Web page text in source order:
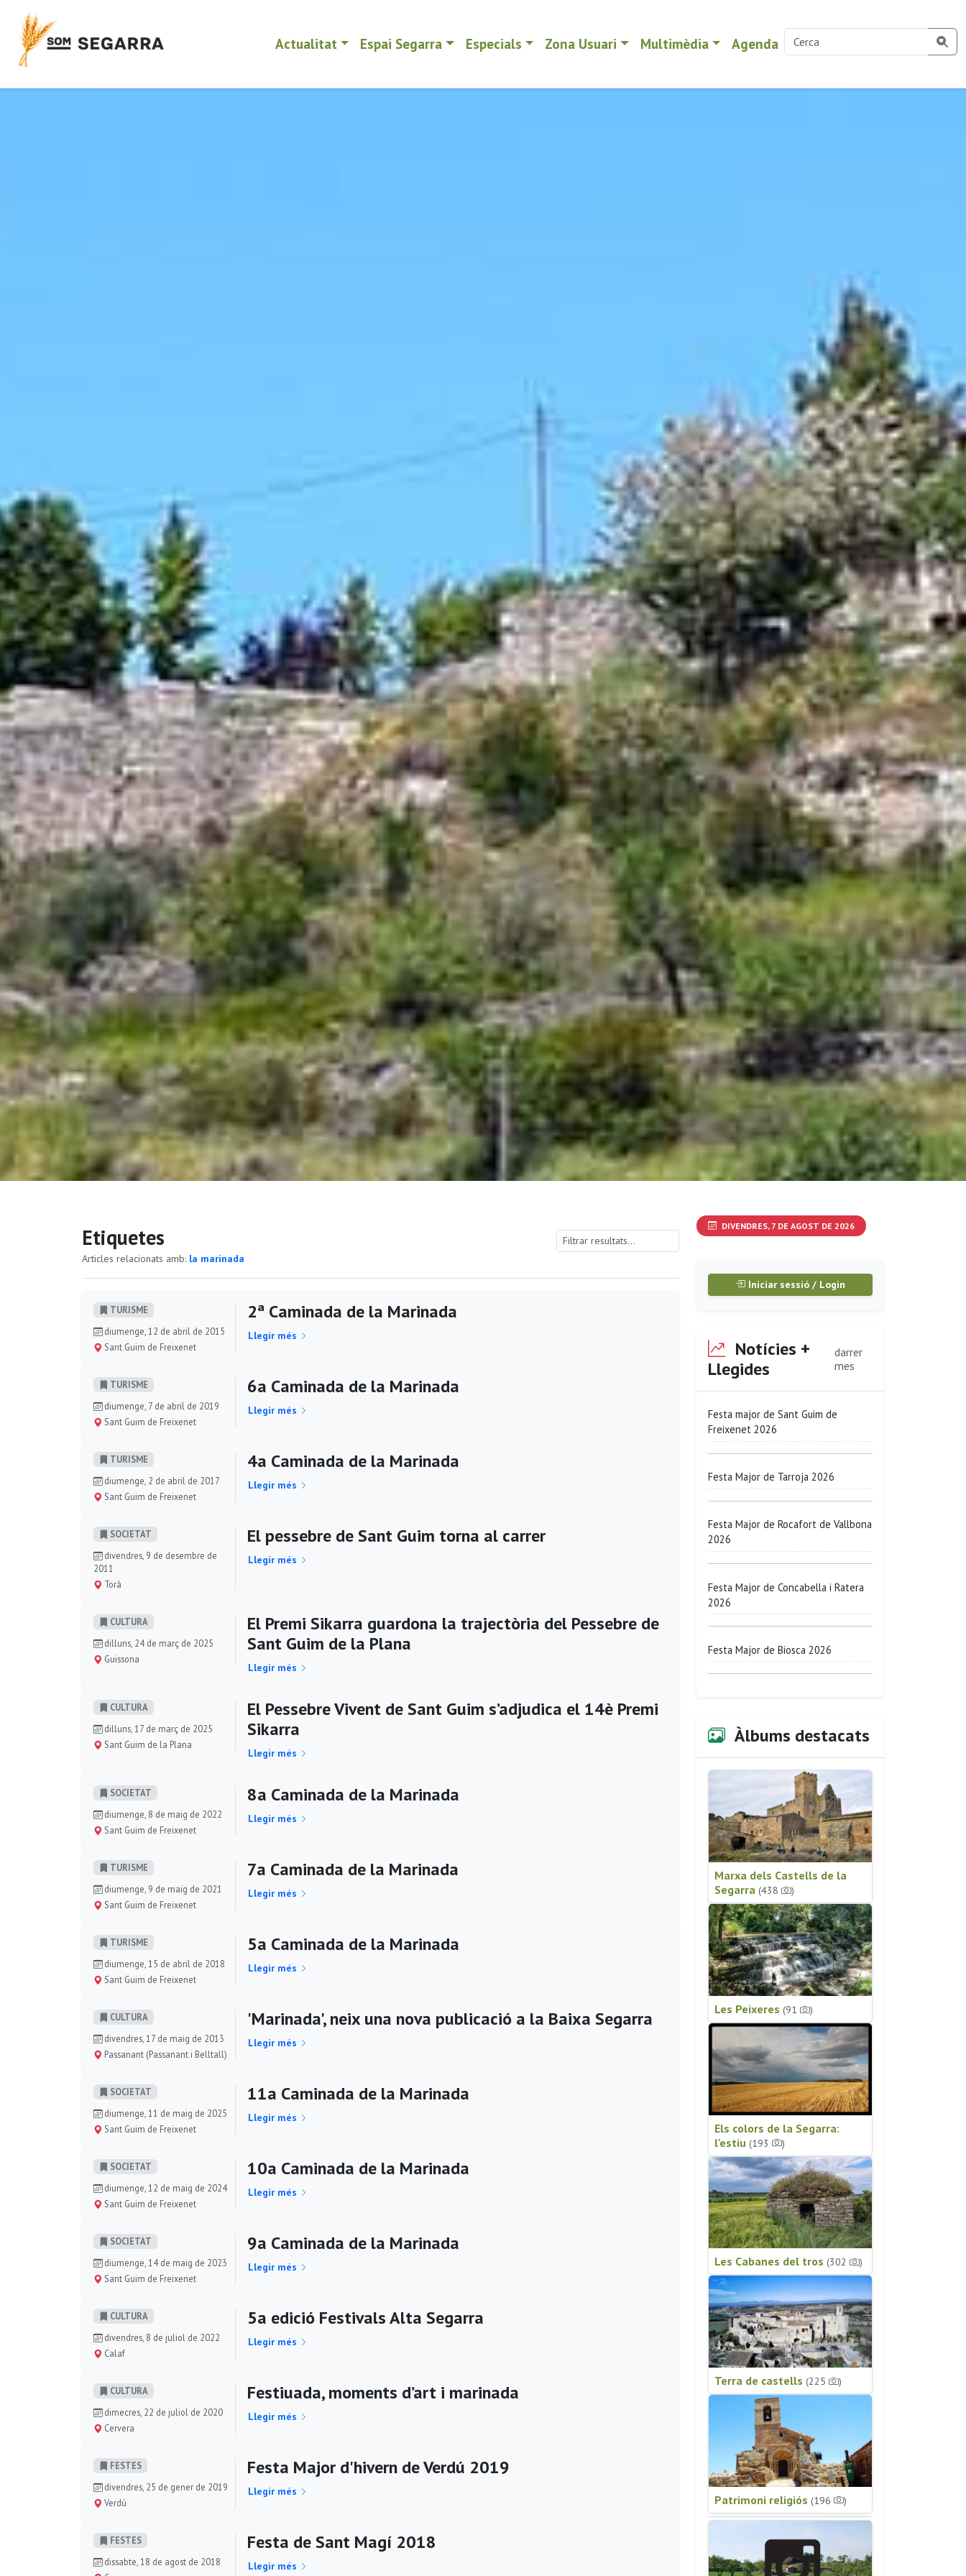
Actualitat Espai Segarra Especials Zona Usuari Multimèdia Agenda
Etiquetes
Articles relacionats amb: la marinada
TURISME
diumenge, 12 de abril de 2015
Sant Guim de Freixenet
2ª Caminada de la Marinada
Llegir més
TURISME
diumenge, 7 de abril de 2019
Sant Guim de Freixenet
6a Caminada de la Marinada
Llegir més
TURISME
diumenge, 2 de abril de 2017
Sant Guim de Freixenet
4a Caminada de la Marinada
Llegir més
SOCIETAT
divendres, 9 de desembre de
2011
Torà
El pessebre de Sant Guim torna al carrer
Llegir més
CULTURA
dilluns, 24 de març de 2025
Guissona
El Premi Sikarra guardona la trajectòria del Pessebre de
Sant Guim de la Plana
Llegir més
CULTURA
dilluns, 17 de març de 2025
Sant Guim de la Plana
El Pessebre Vivent de Sant Guim s’adjudica el 14è Premi
Sikarra
Llegir més
SOCIETAT
diumenge, 8 de maig de 2022
Sant Guim de Freixenet
8a Caminada de la Marinada
Llegir més
TURISME
diumenge, 9 de maig de 2021
Sant Guim de Freixenet
7a Caminada de la Marinada
Llegir més
TURISME
diumenge, 15 de abril de 2018
Sant Guim de Freixenet
5a Caminada de la Marinada
Llegir més
CULTURA
divendres, 17 de maig de 2013
Passanant (Passanant i Belltall)
'Marinada', neix una nova publicació a la Baixa Segarra
Llegir més
SOCIETAT
diumenge, 11 de maig de 2025
Sant Guim de Freixenet
11a Caminada de la Marinada
Llegir més
SOCIETAT
diumenge, 12 de maig de 2024
Sant Guim de Freixenet
10a Caminada de la Marinada
Llegir més
SOCIETAT
diumenge, 14 de maig de 2023
Sant Guim de Freixenet
9a Caminada de la Marinada
Llegir més
CULTURA
divendres, 8 de juliol de 2022
Calaf
5a edició Festivals Alta Segarra
Llegir més
CULTURA
dimecres, 22 de juliol de 2020
Cervera
Festiuada, moments d’art i marinada
Llegir més
FESTES
divendres, 25 de gener de 2019
Verdú
Festa Major d'hivern de Verdú 2019
Llegir més
FESTES
dissabte, 18 de agost de 2018
Festa de Sant Magí 2018
Llegir més
DIVENDRES, 7 DE AGOST DE 2026
Iniciar sessió / Login
Notícies +
Llegides
darrer
mes
Festa major de Sant Guim de
Freixenet 2026
Festa Major de Tarroja 2026
Festa Major de Rocafort de Vallbona
2026
Festa Major de Concabella i Ratera
2026
Festa Major de Biosca 2026
Àlbums destacats
Marxa dels Castells de la
Segarra (438 )
Les Peixeres (91 )
Els colors de la Segarra:
l'estiu (193 )
Les Cabanes del tros (302 )
Terra de castells (225 )
Patrimoni religiós (196 )